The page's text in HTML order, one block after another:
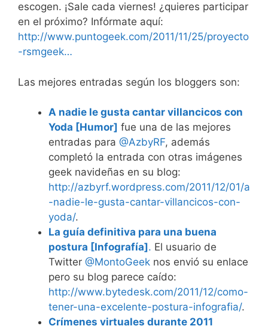
escogen. ¡Sale cada viernes! ¿quieres participar
en el próximo? Infórmate aquí:
http://www.puntogeek.com/2011/11/25/proyecto
-rsmgeek…
Las mejores entradas según los bloggers son:
A nadie le gusta cantar villancicos con
Yoda [Humor] fue una de las mejores
entradas para @AzbyRF, además
completó la entrada con otras imágenes
geek navideñas en su blog:
http://azbyrf.wordpress.com/2011/12/01/a
-nadie-le-gusta-cantar-villancicos-con-
yoda/.
La guía definitiva para una buena
postura [Infografía]. El usuario de
Twitter @MontoGeek nos envió su enlace
pero su blog parece caído:
http://www.bytedesk.com/2011/12/como-
tener-una-excelente-postura-infografia/.
Crímenes virtuales durante 2011